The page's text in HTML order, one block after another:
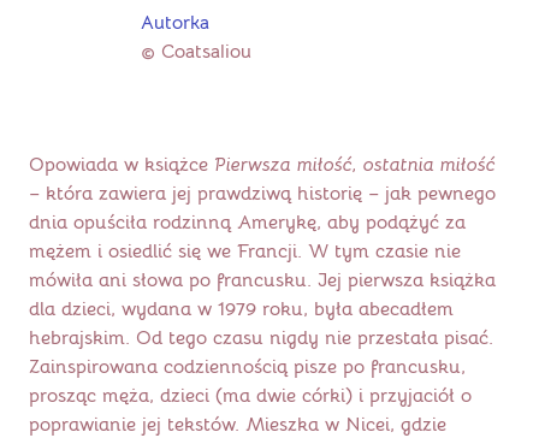
Autorka
© Coatsaliou
Opowiada w książce Pierwsza miłość, ostatnia miłość
– która zawiera jej prawdziwą historię – jak pewnego
dnia opuściła rodzinną Amerykę, aby podążyć za
mężem i osiedlić się we Francji. W tym czasie nie
mówiła ani słowa po francusku. Jej pierwsza książka
dla dzieci, wydana w 1979 roku, była abecadłem
hebrajskim. Od tego czasu nigdy nie przestała pisać.
Zainspirowana codziennością pisze po francusku,
prosząc męża, dzieci (ma dwie córki) i przyjaciół o
poprawianie jej tekstów. Mieszka w Nicei, gdzie